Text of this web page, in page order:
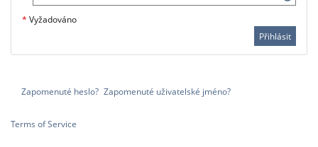
* Vyžadováno
Přihlásit
Zapomenuté heslo? Zapomenuté uživatelské jméno?
Terms of Service